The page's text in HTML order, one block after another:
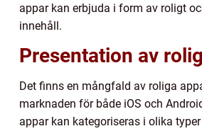
appar kan erbjuda i form av roligt
innehåll.
Presentation av
Det finns en mångfald av roliga
marknaden för både iOS och
appar kan kategoriseras i olika